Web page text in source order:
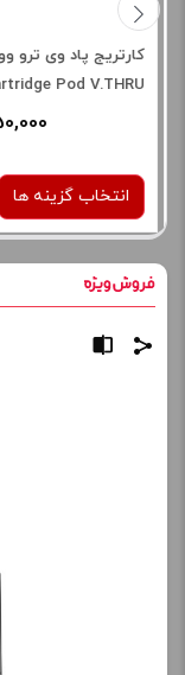
کارتریج پاد وی ترو
Pod V.THRU
850,000
انتخاب گزینه ها
نوع کویل :